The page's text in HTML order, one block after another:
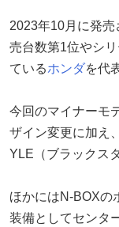
2023年10月に発売
売台数第1位やシ
ているホンダを代
今回のマイナーモ
ザイン変更に加え
YLE（ブラックス
ほかにはN-BOXの
装備としてセンタ